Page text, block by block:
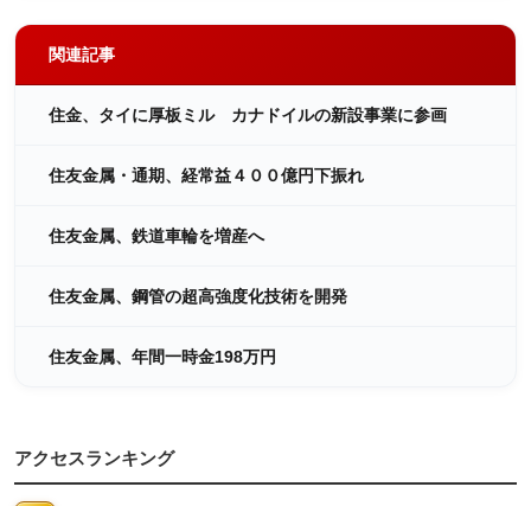
関連記事
住金、タイに厚板ミル カナドイルの新設事業に参画
住友金属・通期、経常益４００億円下振れ
住友金属、鉄道車輪を増産へ
住友金属、鋼管の超高強度化技術を開発
住友金属、年間一時金198万円
アクセスランキング